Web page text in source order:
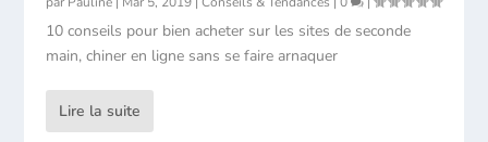
10 conseils pour bien acheter sur les sites de seconde
main, chiner en ligne sans se faire arnaquer
Lire la suite